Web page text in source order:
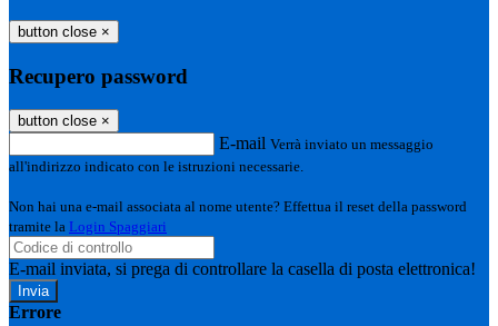
button close ×
Recupero password
button close ×
E-mail Verrà inviato un messaggio
all'indirizzo indicato con le istruzioni necessarie.
Non hai una e-mail associata al nome utente? Effettua il reset della password
tramite la Login Spaggiari
E-mail inviata, si prega di controllare la casella di posta elettronica!
Errore